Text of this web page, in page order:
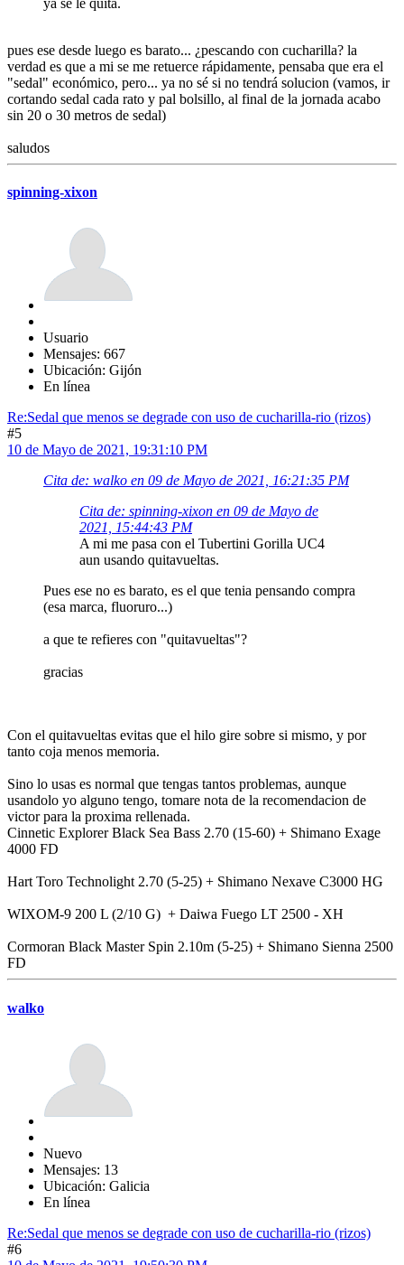
pues ese desde luego es barato... ¿pescando con cucharilla? la
verdad es que a mi se me retuerce rápidamente, pensaba que era el
"sedal" económico, pero... ya no sé si no tendrá solucion (vamos, ir
cortando sedal cada rato y pal bolsillo, al final de la jornada acabo
sin 20 o 30 metros de sedal)
saludos
spinning-xixon
Usuario
Mensajes: 667
Ubicación: Gijón
En línea
Re:Sedal que menos se degrade con uso de cucharilla-rio (rizos)
#5
10 de Mayo de 2021, 19:31:10 PM
Cita de: walko en 09 de Mayo de 2021, 16:21:35 PM
Cita de: spinning-xixon en 09 de Mayo de
2021, 15:44:43 PM
A mi me pasa con el Tubertini Gorilla UC4
aun usando quitavueltas.
Pues ese no es barato, es el que tenia pensando compra
(esa marca, fluoruro...)
a que te refieres con "quitavueltas"?
gracias
Con el quitavueltas evitas que el hilo gire sobre si mismo, y por
tanto coja menos memoria.
Sino lo usas es normal que tengas tantos problemas, aunque
usandolo yo alguno tengo, tomare nota de la recomendacion de
victor para la proxima rellenada.
Cinnetic Explorer Black Sea Bass 2.70 (15-60) + Shimano Exage
4000 FD
Hart Toro Technolight 2.70 (5-25) + Shimano Nexave C3000 HG
WIXOM-9 200 L (2/10 G) + Daiwa Fuego LT 2500 - XH
Cormoran Black Master Spin 2.10m (5-25) + Shimano Sienna 2500
FD
walko
Nuevo
Mensajes: 13
Ubicación: Galicia
En línea
Re:Sedal que menos se degrade con uso de cucharilla-rio (rizos)
#6